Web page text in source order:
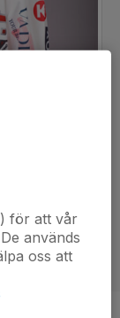
för att vår
används
oss att